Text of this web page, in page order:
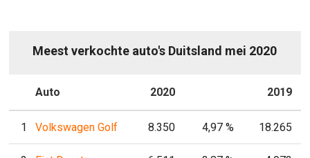
Meest verkochte auto's Duitsland mei 2020
Auto 2020 2019
1 Volkswagen Golf 8.350 4,97 % 18.265